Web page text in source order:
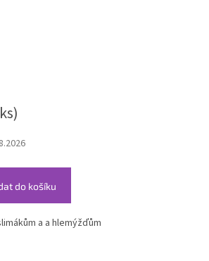
do košíku
a a hlemýžďům